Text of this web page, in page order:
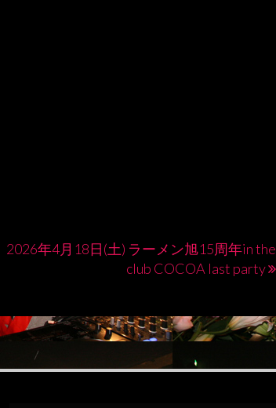
2026年4月18日(土) ラーメン旭15周年in the
club COCOA last party